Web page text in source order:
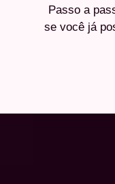
Passo a
se você já